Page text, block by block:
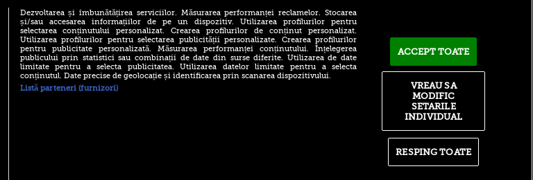
(P) Descoperă Lumea
Evenimentelor din România
cu Transilvania Events!
Emoții intense pentru
Sebastian Stan! Iubita lui,
Zuffa Boxing 10, LIVE pe
VOYO SPORT 1! Românul
Daniel Buciuc are meciul
Dezvoltarea și îmbunătățirea serviciilor. Măsurarea performanței reclamelor. Stocarea
și/sau accesarea informațiilor de pe un dispozitiv. Utilizarea profilurilor pentru
selectarea conținutului personalizat. Crearea profilurilor de conținut personalizat.
Utilizarea profilurilor pentru selectarea publicității personalizate. Crearea profilurilor
pentru publicitate personalizată. Măsurarea performanței conținutului. Înțelegerea
publicului prin statistici sau combinații de date din surse diferite. Utilizarea de date
limitate pentru a selecta publicitatea. Utilizarea datelor limitate pentru a selecta
conținutul. Date precise de geolocație și identificarea prin scanarea dispozitivului.
Listă parteneri (furnizori)
ACCEPT TOATE
RESPING TOATE
VREAU SA
MODIFIC
SETARILE
INDIVIDUAL